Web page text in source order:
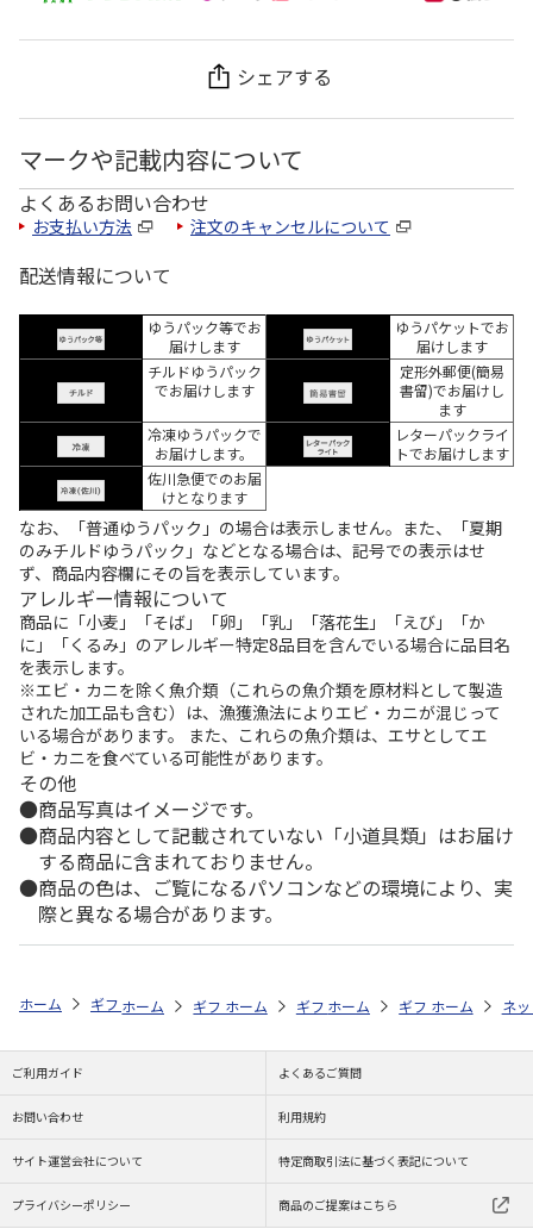
シェアする
マークや記載内容について
よくあるお問い合わせ
お支払い方法 注文のキャンセルについて
配送情報について
ゆうパック等でお
届けします
ゆうパケットでお
届けします
チルドゆうパック
でお届けします
定形外郵便(簡易
書留)でお届けし
ます
冷凍ゆうパックで
お届けします。
レターパックライ
トでお届けします
佐川急便でのお届
けとなります
なお、「普通ゆうパック」の場合は表示しません。また、「夏期
のみチルドゆうパック」などとなる場合は、記号での表示はせ
ず、商品内容欄にその旨を表示しています。
アレルギー情報について
商品に「小麦」「そば」「卵」「乳」「落花生」「えび」「か
に」「くるみ」のアレルギー特定8品目を含んでいる場合に品目名
を表示します。
※エビ・カニを除く魚介類（これらの魚介類を原材料として製造
された加工品も含む）は、漁獲漁法によりエビ・カニが混じって
いる場合があります。 また、これらの魚介類は、エサとしてエ
ビ・カニを食べている可能性があります。
その他
商品写真はイメージです。
商品内容として記載されていない「小道具類」はお届け
する商品に含まれておりません。
商品の色は、ご覧になるパソコンなどの環境により、実
際と異なる場合があります。
ホーム ギフトストア お中元・夏ギフト特集 2026 ハム・お肉 ＜
ホーム ギフトストア お中元・夏ギフト特集 2026
ホーム ギフトストア お中元・夏ギフト
ホーム ギフトストア お
ホーム ネ
ご利用ガイド よくあるご質問
お問い合わせ 利用規約
サイト運営会社について 特定商取引法に基づく表記について
プライバシーポリシー 商品のご提案はこちら